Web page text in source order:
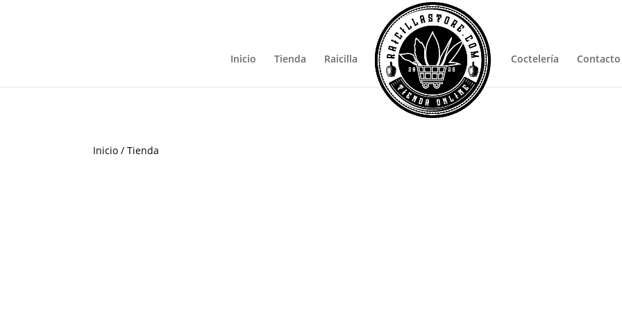
Inicio Tienda Raicilla Coctelería Contacto
Inicio /Tienda